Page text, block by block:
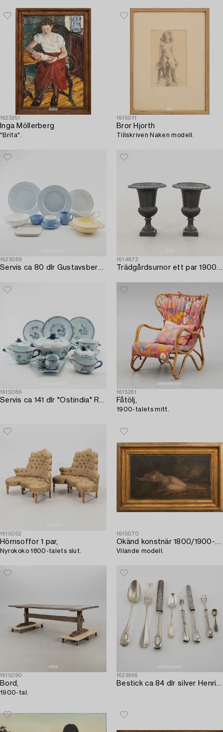
1623251
Inga Möllerberg
"Brita".
1615011
Bror Hjorth
Tillskriven Naken modell.
1623069
Servis ca 80 dlr Gustavsberg porslin 2000-tal.
1614872
Trädgårdsurnor ett par 1900-tal gjutjärn.
1615086
Servis ca 141 dlr "Ostindia" Rörstrand flintgods.
1615281
Fåtölj,
1900-talets mitt.
1615052
Hörnsoffor 1 par,
Nyrokoko 1800-talets slut.
1615070
Okänd konstnär 1800/1900-tal
Vilande modell.
1615090
Bord,
1900-tal.
1623866
Bestick ca 84 dlr silver Henri-Louis Chenailler Paris 1850-tal.